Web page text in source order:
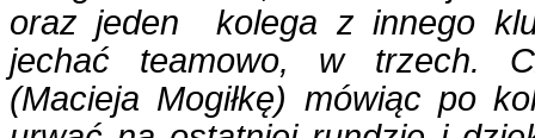
oraz jeden kolega z innego
jechać teamowo, w trzech.
(Macieja Mogiłkę) mówiąc po